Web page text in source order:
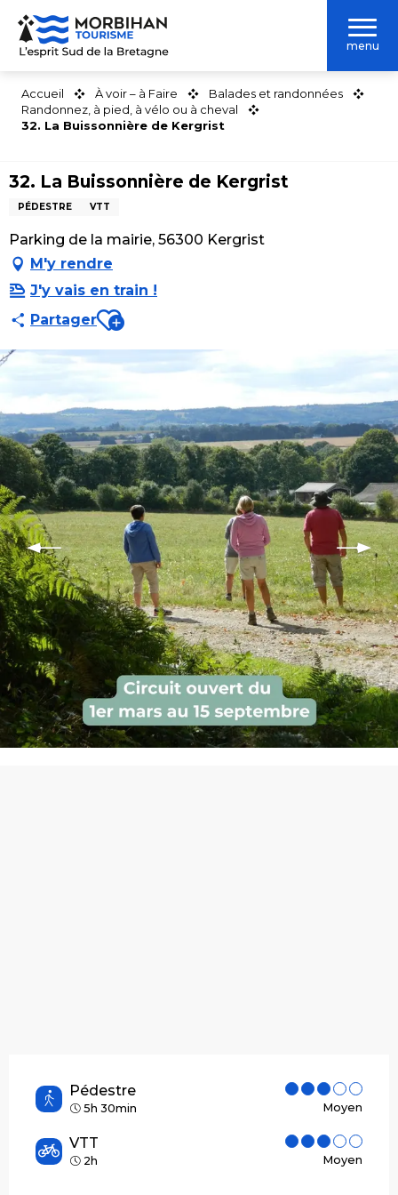
Aller
contenu
menu
Accueil À voir – à Faire
Balades et randonnées
Randonnez, à pied, à vélo ou à cheval
32. La Buissonnière de Kergrist
32. La Buissonnière de Kergrist
PÉDESTRE VTT
Parking de la mairie, 56300 Kergrist
M'y rendre
J'y vais en train !
PartagerAjouter aux favoris
Pédestre
5h 30min Moyen
VTT
2h Moyen